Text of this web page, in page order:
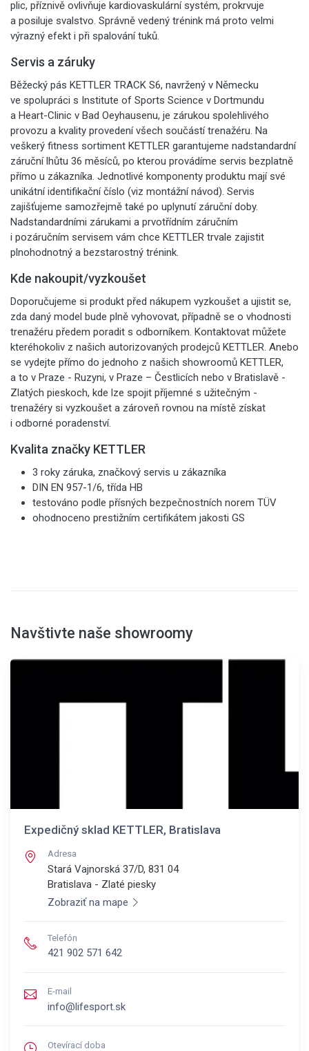
plic, příznivě ovlivňuje kardiovaskulární systém, prokrvuje
a posiluje svalstvo. Správně vedený trénink má proto velmi
výrazný efekt i při spalování tuků.
Servis a záruky
Běžecký pás KETTLER TRACK S6, navržený v Německu
ve spolupráci s Institute of Sports Science v Dortmundu
a Heart-Clinic v Bad Oeyhausenu, je zárukou spolehlivého
provozu a kvality provedení všech součástí trenažéru. Na
veškerý fitness sortiment KETTLER garantujeme nadstandardní
záruční lhůtu 36 měsíců, po kterou provádíme servis bezplatně
přímo u zákazníka. Jednotlivé komponenty produktu mají své
unikátní identifikační číslo (viz montážní návod). Servis
zajišťujeme samozřejmě také po uplynutí záruční doby.
Nadstandardními zárukami a prvotřídním záručním
i pozáručním servisem vám chce KETTLER trvale zajistit
plnohodnotný a bezstarostný trénink.
Kde nakoupit/vyzkoušet
Doporučujeme si produkt před nákupem vyzkoušet a ujistit se,
zda daný model bude plně vyhovovat, případně se o vhodnosti
trenažéru předem poradit s odborníkem. Kontaktovat můžete
kteréhokoliv z našich autorizovaných prodejců KETTLER. Anebo
se vydejte přímo do jednoho z našich showroomů KETTLER,
a to v Praze - Ruzyni, v Praze – Čestlicích nebo v Bratislavě -
Zlatých pieskoch, kde lze spojit příjemné s užitečným -
trenažéry si vyzkoušet a zároveň rovnou na místě získat
i odborné poradenství.
Kvalita značky KETTLER
3 roky záruka, značkový servis u zákazníka
DIN EN 957-1/6, třída HB
testováno podle přísných bezpečnostních norem TÜV
ohodnoceno prestižním certifikátem jakosti GS
Navštivte naše showroomy
Expedičný sklad KETTLER, Bratislava
Adresa
Stará Vajnorská 37/D, 831 04
Bratislava - Zlaté piesky
Zobraziť na mape
Telefón
421 902 571 642
E-mail
info@lifesport.sk
Otevírací doba